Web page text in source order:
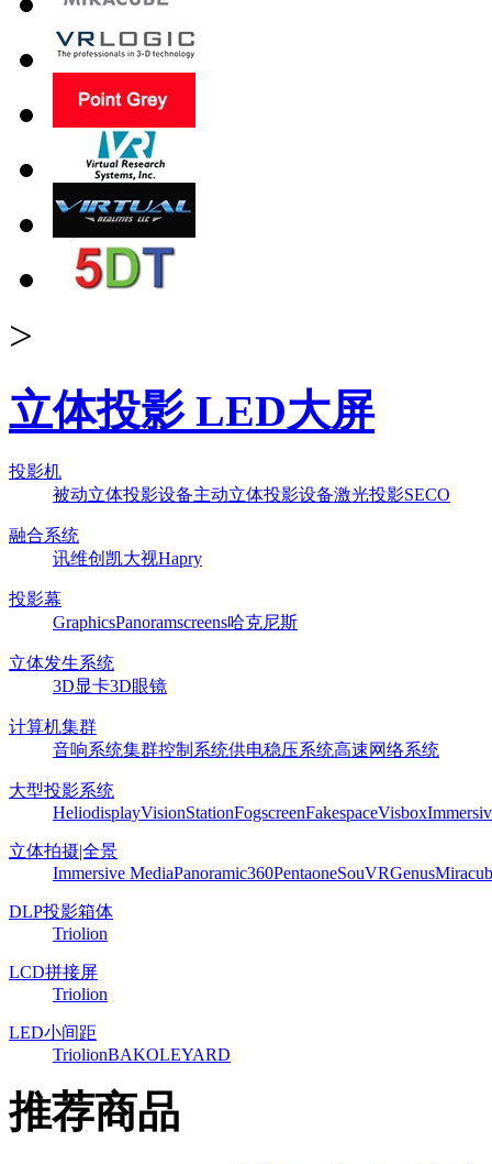
>
立体投影 LED大屏
投影机
被动立体投影设备主动立体投影设备激光投影SECO
融合系统
讯维创凯大视Hapry
投影幕
GraphicsPanoramscreens哈克尼斯
立体发生系统
3D显卡3D眼镜
计算机集群
音响系统集群控制系统供电稳压系统高速网络系统
大型投影系统
HeliodisplayVisionStationFogscreenFakespaceVisbox
立体拍摄|全景
Immersive MediaPanoramic360PentaoneSouVRGenus
DLP投影箱体
Triolion
LCD拼接屏
Triolion
LED小间距
TriolionBAKOLEYARD
推荐商品